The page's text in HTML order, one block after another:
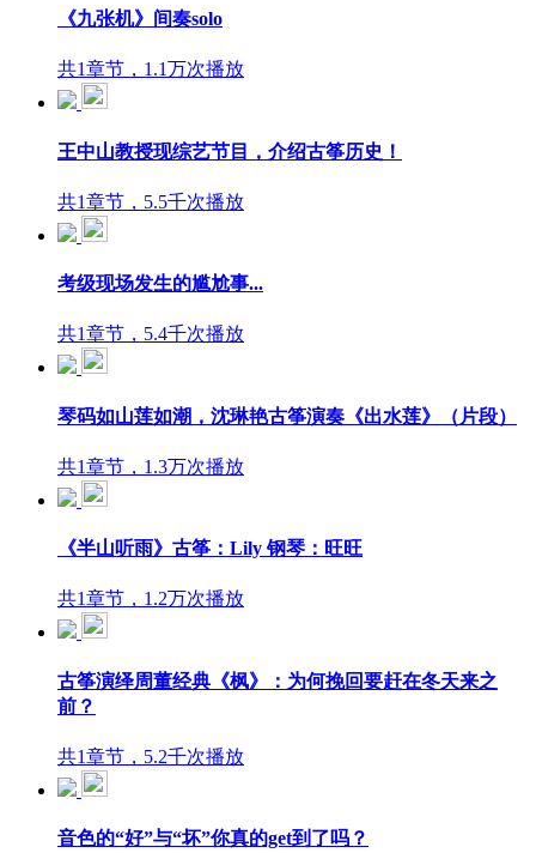
《九张机》间奏solo
共1章节，1.1万次播放
王中山教授现综艺节目，介绍古筝历史！
共1章节，5.5千次播放
考级现场发生的尴尬事...
共1章节，5.4千次播放
琴码如山莲如潮，沈琳艳古筝演奏《出水莲》（片段）
共1章节，1.3万次播放
《半山听雨》古筝：Lily 钢琴：旺旺
共1章节，1.2万次播放
古筝演绎周董经典《枫》：为何挽回要赶在冬天来之
前？
共1章节，5.2千次播放
音色的“好”与“坏”你真的get到了吗？